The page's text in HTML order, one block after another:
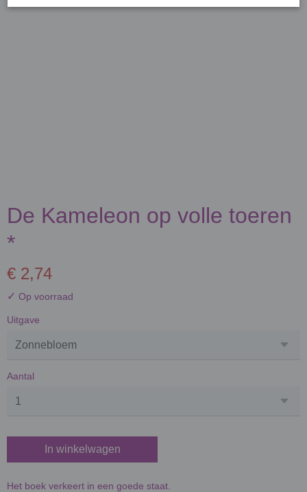
De Kameleon op volle toeren
*
€ 2,74
✓ Op voorraad
Uitgave
Aantal
In winkelwagen
Het boek verkeert in een goede staat.